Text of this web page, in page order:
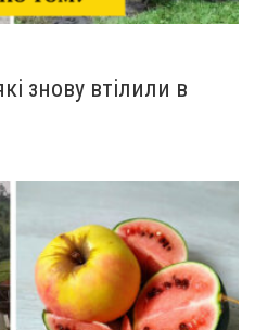
знову втілили в